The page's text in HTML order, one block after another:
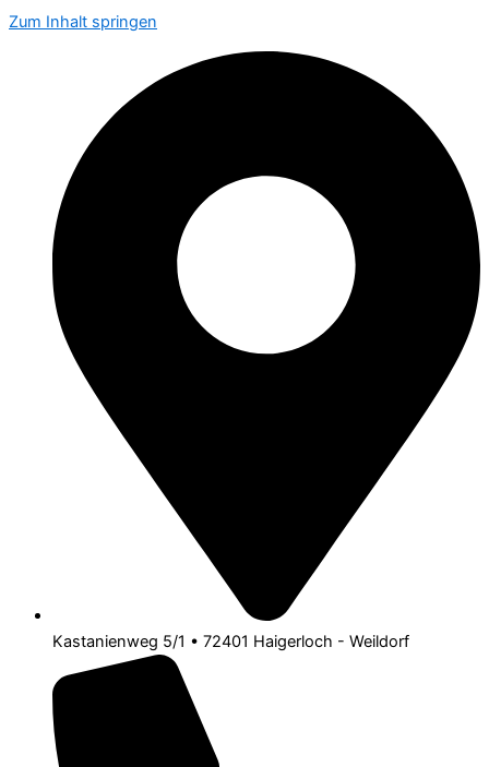
Zum Inhalt springen
Kastanienweg 5/1 • 72401 Haigerloch - Weildorf